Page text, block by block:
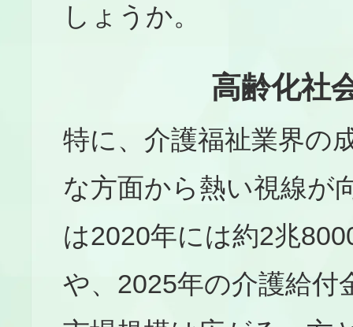
しょうか。
高齢化社
特に、介護福祉業界の
な方面から熱い視線が
は2020年には約2兆
や、2025年の介護給付